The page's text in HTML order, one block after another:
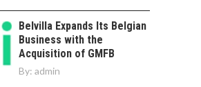
FRENTE AL DESAFÍO
DE LA
SOSTENIBILIDAD
Minería chilena: un
Belvilla Expands Its Belgian
Business with the
Acquisition of GMFB
By: admin